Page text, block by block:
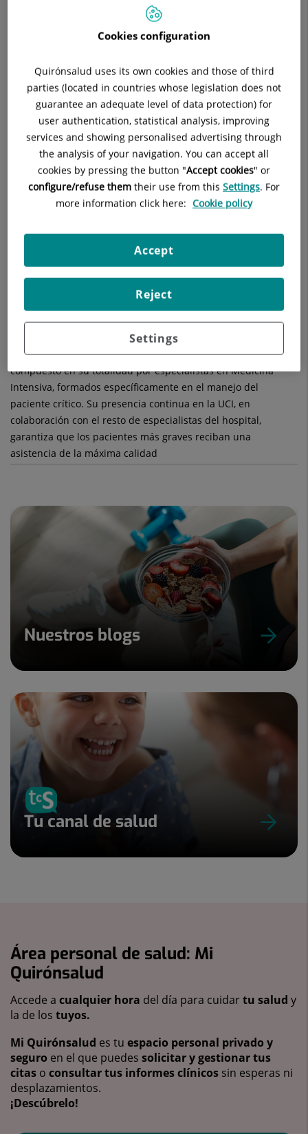
Medicina intensiva
Descripción
Consulta lainformación completade esta
especialidaden laweb de Quirónsalud.
La Unidad de Cuidados Intensivos (UCI) es el área del hospital
donde se concentran los recursos humanos y materiales
necesarios para atender las necesidades de los pacientes
Todo el personal que trabaja en la UCI, tanto médico como de
enfermería y auxiliar, está especialmente entrenado en la
atención de los pacientes críticos. El cuadro médico está
compuesto en su totalidad por especialistas en Medicina
Intensiva, formados específicamente en el manejo del
paciente crítico. Su presencia continua en la UCI, en
colaboración con el resto de especialistas del hospital,
garantiza que los pacientes más graves reciban una
asistencia de la máxima calidad
Nuestros blogs
Tu canal de salud
Área personal de salud: Mi
Quirónsalud
Accede a cualquier hora del día para cuidartu salud y
la de los tuyos.
Mi Quirónsalud es tu espacio personal privado y
seguro en el que puedes solicitar y gestionar tus
citas o consultar tus informes clínicos sin esperas ni
desplazamientos.
¡Descúbrelo!
Cookies configuration
Quirónsalud uses its own cookies and those of third
parties (located in countries whose legislation does not
guarantee an adequate level of data protection) for
user authentication, statistical analysis, improving
services and showing personalised advertising through
the analysis of your navigation. You can accept all
cookies by pressing the button "Accept cookies" or
configure/refuse them their use from this Settings. For
more information click here: Cookie policy
Settings
Reject
Accept